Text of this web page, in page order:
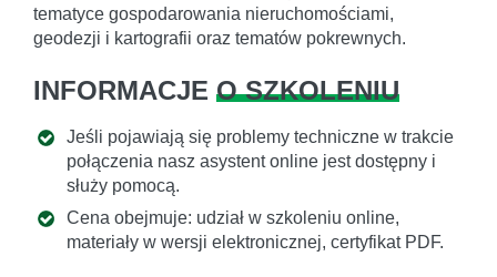
tematyce gospodarowania nieruchomościami,
geodezji i kartografii oraz tematów pokrewnych.
INFORMACJE O SZKOLENIU
Jeśli pojawiają się problemy techniczne w trakcie
połączenia nasz asystent online jest dostępny i
służy pomocą.
Cena obejmuje: udział w szkoleniu online,
materiały w wersji elektronicznej, certyfikat PDF.